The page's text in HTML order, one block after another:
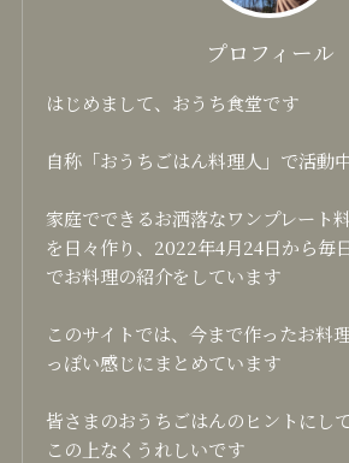
プロフィール
はじめまして、おうち食堂です
自称「おうちごはん料理人」で活動
家庭でできるお洒落なワンプレート
を日々作り、2022年4月24日から毎
でお料理の紹介をしています
このサイトでは、今まで作ったお料
っぽい感じにまとめています
皆さまのおうちごはんのヒントにし
この上なくうれしいです